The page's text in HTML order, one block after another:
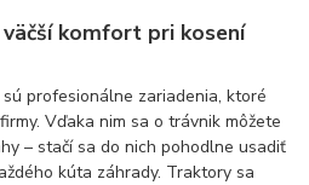
komfort pri kosení
sú profesionálne zariadenia, ktoré
Vďaka nim sa o trávnik môžete
– stačí sa do nich pohodlne usadiť
kúta záhrady. Traktory sa